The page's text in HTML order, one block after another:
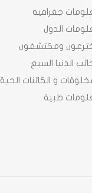
جغرافية
الدول
ومكتشفون
الدنيا السبع
و الكائنات الحية
طبية